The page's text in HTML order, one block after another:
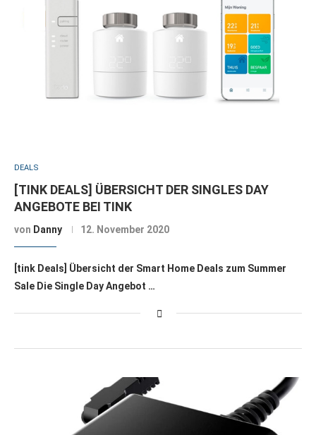
DEALS
[TINK DEALS] ÜBERSICHT DER SINGLES DAY
ANGEBOTE BEI TINK
von Danny 12. November 2020
[tink Deals] Übersicht der Smart Home Deals zum Summer
Sale Die Single Day Angebot …